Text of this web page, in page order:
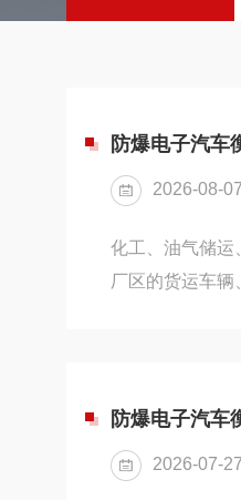
防爆电子汽车
2026-08-07
化工、油气储运
厂区的货运车
体系，整套设备
表四大核心单
统。整套设备的
防爆电子汽车
2026-07-27